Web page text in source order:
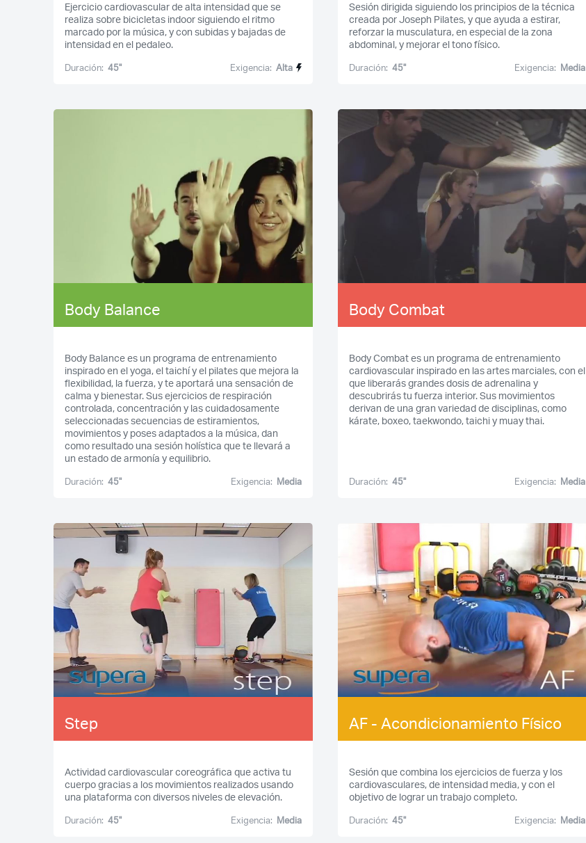
Ejercicio cardiovascular de alta intensidad que se
realiza sobre bicicletas indoor siguiendo el ritmo
marcado por la música, y con subidas y bajadas de
intensidad en el pedaleo.
Duración: 45'' Exigencia: Alta
Sesión dirigida siguiendo los principios de la técnica
creada por Joseph Pilates, y que ayuda a estirar,
reforzar la musculatura, en especial de la zona
abdominal, y mejorar el tono físico.
Duración: 45'' Exigencia: Media
Body Balance
Body Balance es un programa de entrenamiento
inspirado en el yoga, el taichí y el pilates que mejora la
flexibilidad, la fuerza, y te aportará una sensación de
calma y bienestar. Sus ejercicios de respiración
controlada, concentración y las cuidadosamente
seleccionadas secuencias de estiramientos,
movimientos y poses adaptados a la música, dan
como resultado una sesión holística que te llevará a
un estado de armonía y equilibrio.
Duración: 45'' Exigencia: Media
Body Combat
Body Combat es un programa de entrenamiento
cardiovascular inspirado en las artes marciales, con el
que liberarás grandes dosis de adrenalina y
descubrirás tu fuerza interior. Sus movimientos
derivan de una gran variedad de disciplinas, como
kárate, boxeo, taekwondo, taichi y muay thai.
Duración: 45'' Exigencia: Media
Step
Actividad cardiovascular coreográfica que activa tu
cuerpo gracias a los movimientos realizados usando
una plataforma con diversos niveles de elevación.
Duración: 45'' Exigencia: Media
AF - Acondicionamiento Físico
Sesión que combina los ejercicios de fuerza y los
cardiovasculares, de intensidad media, y con el
objetivo de lograr un trabajo completo.
Duración: 45'' Exigencia: Media